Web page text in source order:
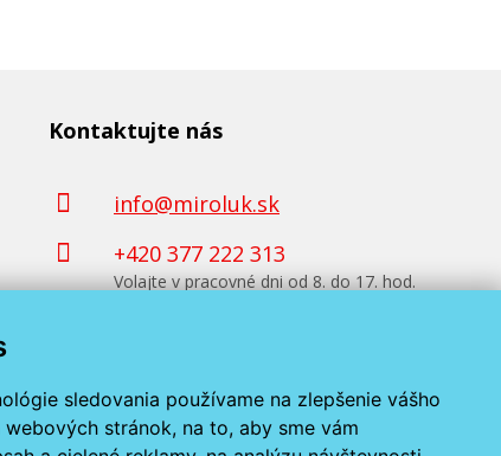
sledovania používame na zlepšenie vášho
stránok, na to, aby sme vám
Kontaktujte nás
info@miroluk.sk
+420 377 222 313
Volajte v pracovné dni od 8. do 17. hod.